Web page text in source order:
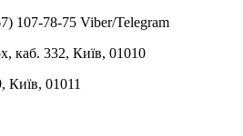
107-78-75 Viber/Telegram
каб. 332, Київ, 01010
Київ, 01011